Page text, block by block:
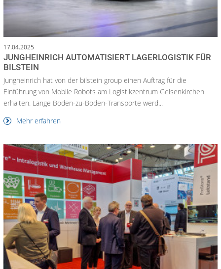
17.04.2025
JUNGHEINRICH AUTOMATISIERT LAGERLOGISTIK FÜR
BILSTEIN
Jungheinrich hat von der bilstein group einen Auftrag für die
Einführung von Mobile Robots am Logistikzentrum Gelsenkirchen
erhalten. Lange Boden-zu-Boden-Transporte werd...
Mehr erfahren